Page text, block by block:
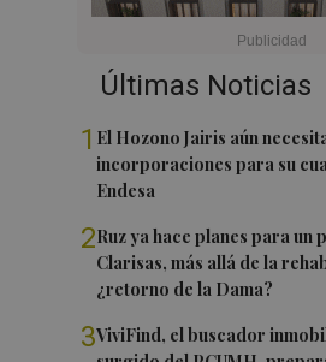
Últimas Noticias
1 El Hozono Jairis aún
incorporaciones para su
Endesa
2Ruz ya hace planes para un
Clarisas, más allá de la
¿retorno de la Dama?
3ViviFind, el buscador